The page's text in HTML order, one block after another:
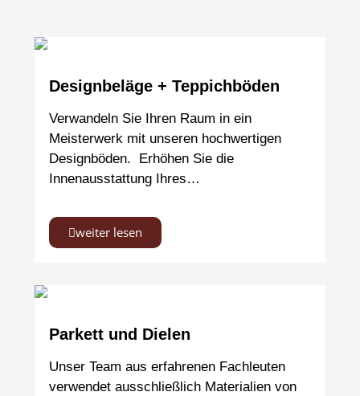
Designbeläge + Teppichböden
Verwandeln Sie Ihren Raum in ein
Meisterwerk mit unseren hochwertigen
Designböden. Erhöhen Sie die
Innenausstattung Ihres…
weiter lesen
Parkett und Dielen
Unser Team aus erfahrenen Fachleuten
verwendet ausschließlich Materialien von